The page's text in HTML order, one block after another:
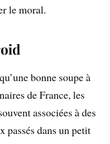
le moral.
bonne soupe à
de France, les
associées à des
passés dans un petit